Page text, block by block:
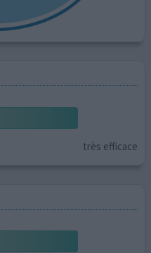
très efficace